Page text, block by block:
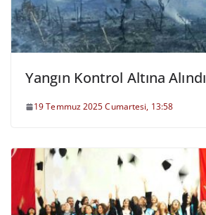
Yangın Kontrol Altına Alındı
19 Temmuz 2025 Cumartesi, 13:58